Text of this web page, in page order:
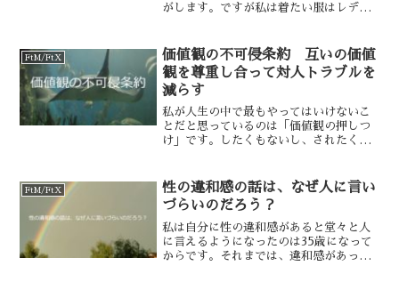
がします。ですが私は着たい服はレディ
うも続けられないのです。これは私の中
では非常に一貫しているこ...
FtM/FtX
価値観の不可侵条約 互いの価値
観を尊重し合って対人トラブルを
減らす
私が人生の中で最もやってはいけないこ
とだと思っているのは「価値観の押しつ
け」です。したくもないし、されたくも
感覚を持っているからかもしれません。
私には私の価値観がありま...
FtM/FtX
性の違和感の話は、なぜ人に言い
づらいのだろう？
私は自分に性の違和感があると堂々と人
に言えるようになったのは35歳になって
からです。それまでは、違和感があって